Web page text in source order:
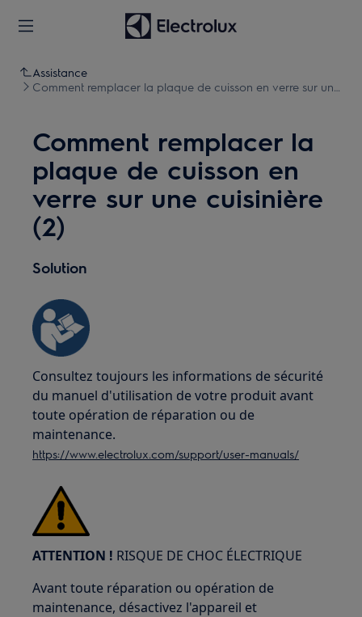
Assistance
Comment remplacer la plaque de cuisson en verre sur une
Comment remplacer la
plaque de cuisson en
verre sur une cuisinière
(2)
Solution
Consultez toujours les informations de sécurité
du manuel d'utilisation de votre produit avant
toute opération de réparation ou de
maintenance.
https://www.electrolux.com/support/user-manuals/
ATTENTION ! RISQUE DE CHOC ÉLECTRIQUE
Avant toute réparation ou opération de
maintenance, désactivez l'appareil et